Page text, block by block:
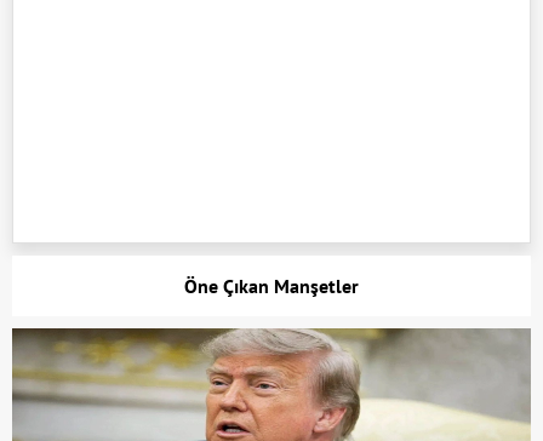
Öne Çıkan Manşetler